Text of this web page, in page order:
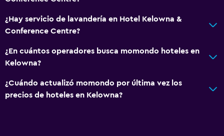
¿Hay servicio de lavandería en Hotel Kelowna &
Conference Centre?
¿En cuántos operadores busca momondo hoteles en
Kelowna?
¿Cuándo actualizó momondo por última vez los
precios de hoteles en Kelowna?